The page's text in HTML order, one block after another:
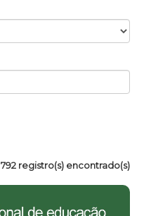
792 registro(s) encontrado(s)